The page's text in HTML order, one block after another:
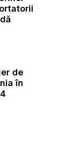
de
în